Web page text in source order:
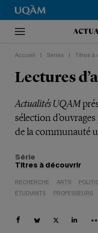
Accueil Séries Titres à
Lectures
Actualités UQAM
sélection
de la communauté
Série
Titres à découvrir
RECHERCHE ARTS
ÉTUDIANTS
PROFESSEURS